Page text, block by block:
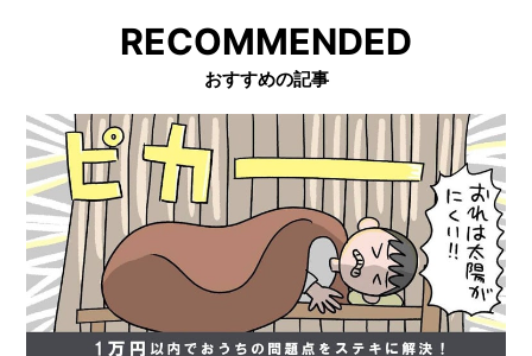
RECOMMENDED
おすすめの記事